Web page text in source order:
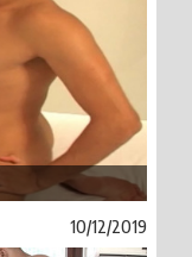
10/12/2019